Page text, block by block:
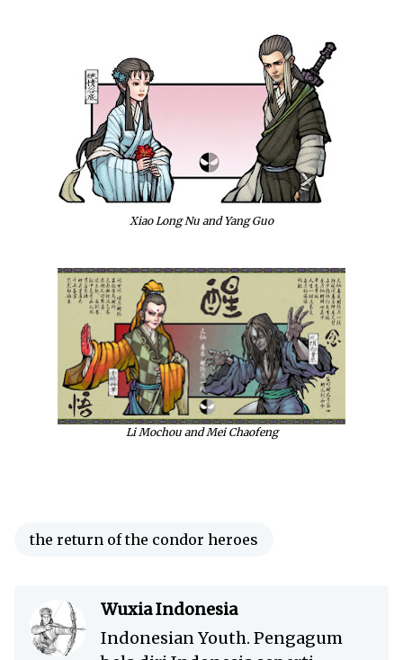
Xiao Long Nu and Yang Guo
Li Mochou and Mei Chaofeng
the return of the condor heroes
Wuxia Indonesia
Indonesian Youth. Pengagum